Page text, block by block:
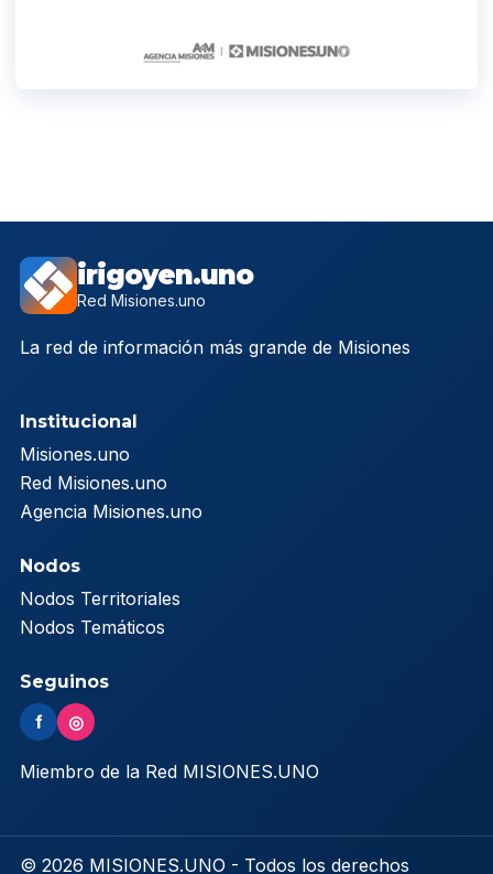
irigoyen.uno
Red Misiones.uno
La red de información más grande de Misiones
Institucional
Misiones.uno
Red Misiones.uno
Agencia Misiones.uno
Nodos
Nodos Territoriales
Nodos Temáticos
Seguinos
f ◎
Miembro de la Red MISIONES.UNO
© 2026 MISIONES.UNO - Todos los derechos